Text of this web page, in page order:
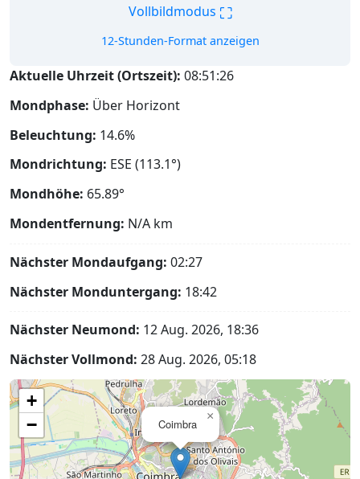
Vollbildmodus ⛶
12-Stunden-Format anzeigen
Aktuelle Uhrzeit (Ortszeit): 08:51:27
Mondphase: Über Horizont
Beleuchtung: 14.6%
Mondrichtung: ESE (113.1°)
Mondhöhe: 65.89°
Mondentfernung: N/A km
Nächster Mondaufgang: 02:27
Nächster Monduntergang: 18:42
Nächster Neumond: 12 Aug. 2026, 18:36
Nächster Vollmond: 28 Aug. 2026, 05:18
Coimbra
×
+
−